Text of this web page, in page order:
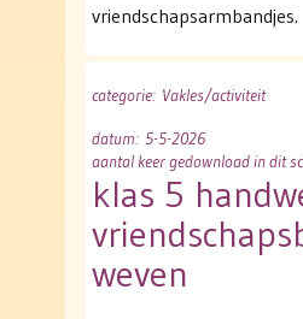
vriendschapsarmbandjes.
categorie: Vakles/activiteit
datum: 5-5-2026
aantal keer gedownload in dit
klas 5
weven